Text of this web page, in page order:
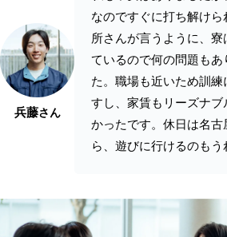
兵藤さん
なのですぐに打ち解けら
所さんが言うように、寮
ているので何の問題もあ
た。職場も近いため訓練
すし、家賃もリーズナブ
かったです。休日は名古
ら、遊びに行けるのもう